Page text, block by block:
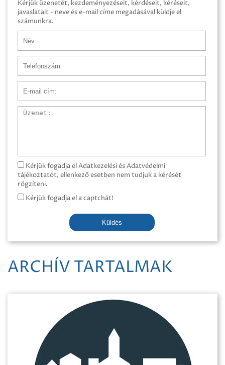
Kérjük üzenetét, kezdeményezéseit, kérdéseit, kéréseit,
javaslatait - neve és e-mail címe megadásával küldje el
számunkra.
Üzenet
Kérjük fogadja el Adatkezelési és Adatvédelmi
tájékoztatót, ellenkező esetben nem tudjuk a kérését
rögzíteni.
Kérjük fogadja el a captchát!
Küldés
ARCHÍV TARTALMAK